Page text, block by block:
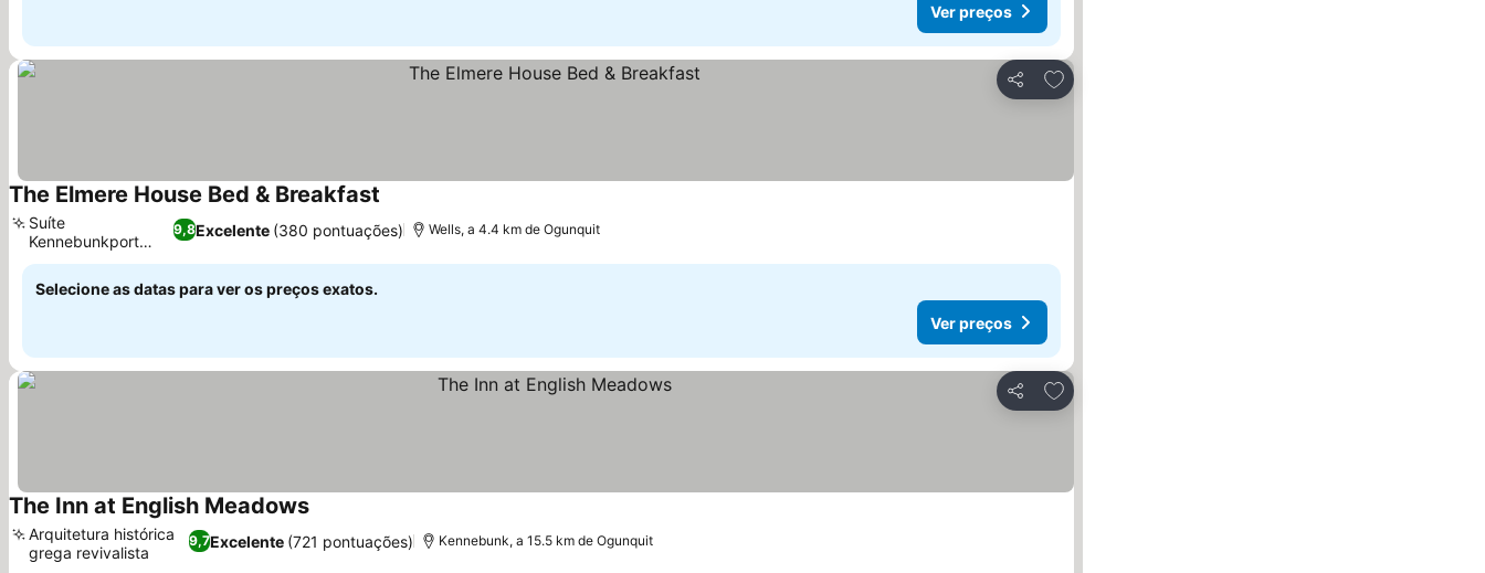
Ver preços
Partilhar
Adicionar aos favoritos
The Elmere House Bed & Breakfast
9,8Excelente (380 pontuações)
Suíte
Kennebunkport
com jacuzzi
Wells, a 4.4 km de Ogunquit
Selecione as datas para ver os preços exatos.
Ver preços
Partilhar
Adicionar aos favoritos
The Inn at English MeadowsVer preços
9,7Excelente (721 pontuações)
Arquitetura histórica
grega revivalista
Kennebunk, a 15.5 km de Ogunquit